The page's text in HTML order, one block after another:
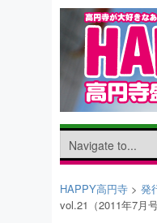
HAPPY高円寺 > 発
vol.21（2011年7月号